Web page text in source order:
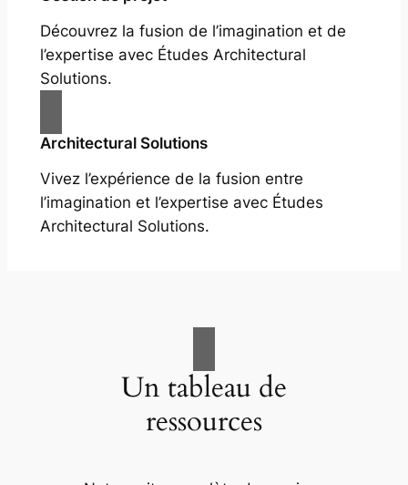
Découvrez la fusion de l’imagination et de
l’expertise avec Études Architectural
Solutions.
Architectural Solutions
Vivez l’expérience de la fusion entre
l’imagination et l’expertise avec Études
Architectural Solutions.
Un tableau de
ressources